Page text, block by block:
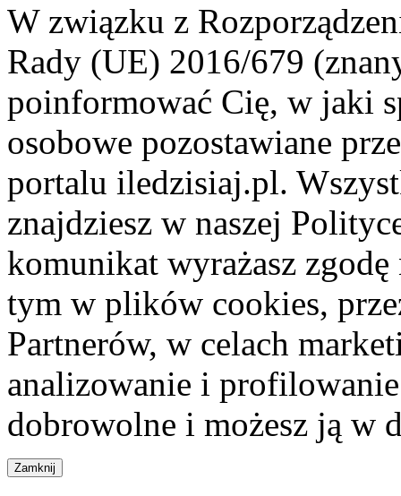
W związku z
Rady (UE) 2016/679
poinformować Cię, w jaki
osobowe pozostawiane
portalu iledzisiaj.pl.
znajdziesz w naszej
komunikat wyrażasz
tym w plików cookies,
Partnerów, w celach
analizowanie i
dobrowolne i możesz ją w